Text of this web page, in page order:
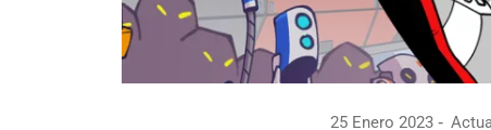
25 Enero 2023